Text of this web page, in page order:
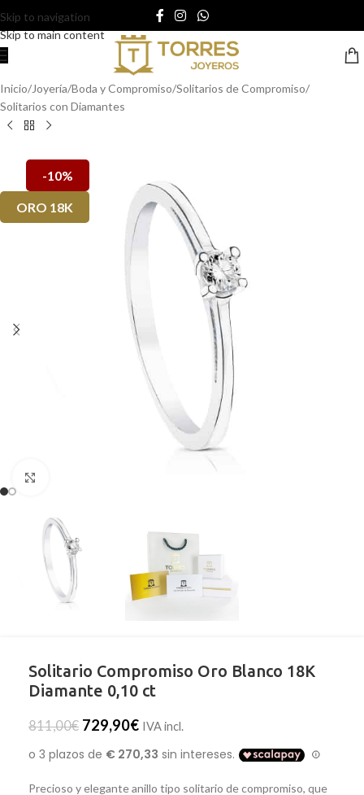
Skip to navigation
Skip to main content
Inicio/Joyería/Boda y Compromiso/Solitarios de Compromiso/
Solitarios con Diamantes
-10%
ORO 18K
Solitario Compromiso Oro Blanco 18K
Diamante 0,10 ct
811,00€ 729,90€ IVA incl.
Precioso y elegante anillo tipo solitario de compromiso, que